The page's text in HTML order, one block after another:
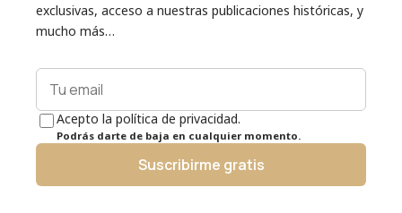
exclusivas, acceso a nuestras publicaciones históricas, y
mucho más…
Acepto la política de privacidad.
Podrás darte de baja en cualquier momento.
Suscribirme gratis